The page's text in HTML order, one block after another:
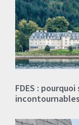
FDES :